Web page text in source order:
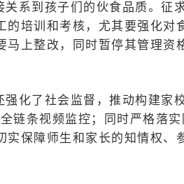
系到孩子们的伙食品质。征
的培训和考核，尤其要强化对
马上整改，同时暂停其管理资
化了社会监督，推动构建家
链条视频监控；同时严格落
实保障师生和家长的知情权、